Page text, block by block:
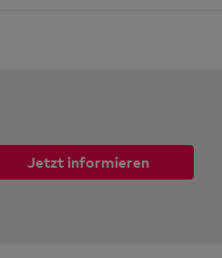
Jetzt informieren